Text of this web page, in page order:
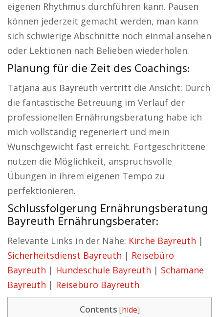
eigenen Rhythmus durchführen kann. Pausen
können jederzeit gemacht werden, man kann
sich schwierige Abschnitte noch einmal ansehen
oder Lektionen nach Belieben wiederholen.
Planung für die Zeit des Coachings:
Tatjana aus Bayreuth vertritt die Ansicht: Durch
die fantastische Betreuung im Verlauf der
professionellen Ernährungsberatung habe ich
mich vollständig regeneriert und mein
Wunschgewicht fast erreicht. Fortgeschrittene
nutzen die Möglichkeit, anspruchsvolle
Übungen in ihrem eigenen Tempo zu
perfektionieren.
Schlussfolgerung Ernährungsberatung
Bayreuth Ernährungsberater:
Relevante Links in der Nähe: Kirche Bayreuth |
Sicherheitsdienst Bayreuth | Reisebüro
Bayreuth | Hundeschule Bayreuth | Schamane
Bayreuth | Reisebüro Bayreuth
Contents [hide]